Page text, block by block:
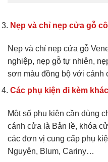
Nẹp và chỉ nẹp cửa gỗ
Nẹp và chỉ nẹp cửa gỗ
nghiệp, nẹp gỗ tự nhiên,
sơn màu đồng bộ với cánh
Các phụ kiện đi kèm khác
Một số phụ kiện cần dùng
cánh cửa là Bản lề, khóa
các đơn vị cung cấp phụ
Nguyên, Blum, Cariny…